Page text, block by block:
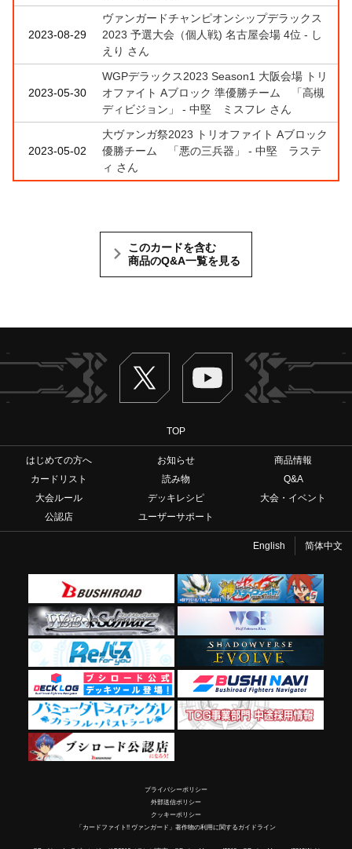
2023-08-29
ヴァンガードチャンピオンシップデラックス
2023 予選大会（個人戦) 名古屋会場 4位 - し
えり さん
2023-05-30
WGPデラックス2023 Season1 大阪会場 トリ
オファイト Aブロック 準優勝チーム 「高槻
ディビジョン」 - 中堅 ミスフレ さん
2023-05-02
大ヴァンガ祭2023 トリオファイト Aブロック
優勝チーム 「悪の三兵器」 - 中堅 ラステ
ィ さん
このカードを含む
商品のQ&A一覧を見る
Twitter ヴァンガードch
TOP
はじめての方へ お知らせ
商品情報
カードリスト
読み物
Q&A
大会ルール
デッキレシピ
大会・イベント
公認店
ユーザーサポート
English 简体中文
プライバシーポリシー
外部送信ポリシー
クッキーポリシー
「カードファイト!! ヴァンガード」著作物の利用に関するガイドライン